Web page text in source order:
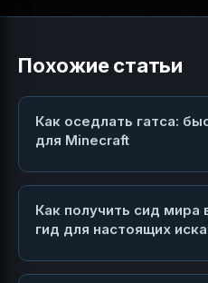
Похожие статьи
Как оседлать гатса:
для Minecraft
Как получить сид
гид для настоящих